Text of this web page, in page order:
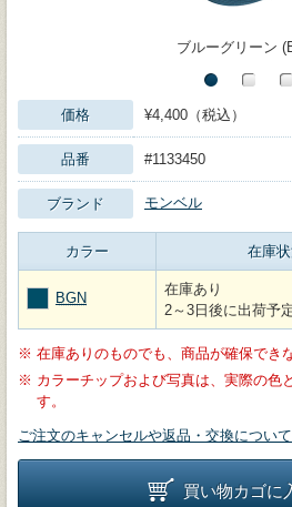
ブルーグリーン
価格 ¥4,400（税込）
品番 #1133450
ブランド モンベル
カラー 在庫
BGN
在庫あり
2～3日後に出荷予
※ 在庫ありのものでも、商品が確保でき
※ カラーチップおよび写真は、実際の色
す。
ご注文のキャンセルや返品・交換について
買い物カゴに